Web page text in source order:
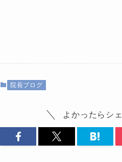
院長ブログ
よかったらシ